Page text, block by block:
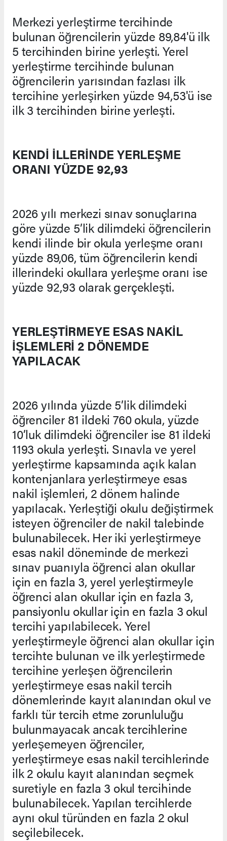
Merkezi yerleştirme tercihinde
bulunan öğrencilerin yüzde 89,84'ü ilk
5 tercihinden birine yerleşti. Yerel
yerleştirme tercihinde bulunan
öğrencilerin yarısından fazlası ilk
tercihine yerleşirken yüzde 94,53'ü ise
ilk 3 tercihinden birine yerleşti.
KENDİ İLLERİNDE YERLEŞME
ORANI YÜZDE 92,93
2026 yılı merkezi sınav sonuçlarına
göre yüzde 5’lik dilimdeki öğrencilerin
kendi ilinde bir okula yerleşme oranı
yüzde 89,06, tüm öğrencilerin kendi
illerindeki okullara yerleşme oranı ise
yüzde 92,93 olarak gerçekleşti.
YERLEŞTİRMEYE ESAS NAKİL
İŞLEMLERİ 2 DÖNEMDE
YAPILACAK
2026 yılında yüzde 5’lik dilimdeki
öğrenciler 81 ildeki 760 okula, yüzde
10’luk dilimdeki öğrenciler ise 81 ildeki
1193 okula yerleşti. Sınavla ve yerel
yerleştirme kapsamında açık kalan
kontenjanlara yerleştirmeye esas
nakil işlemleri, 2 dönem halinde
yapılacak. Yerleştiği okulu değiştirmek
isteyen öğrenciler de nakil talebinde
bulunabilecek. Her iki yerleştirmeye
esas nakil döneminde de merkezi
sınav puanıyla öğrenci alan okullar
için en fazla 3, yerel yerleştirmeyle
öğrenci alan okullar için en fazla 3,
pansiyonlu okullar için en fazla 3 okul
tercihi yapılabilecek. Yerel
yerleştirmeyle öğrenci alan okullar için
tercihte bulunan ve ilk yerleştirmede
tercihine yerleşen öğrencilerin
yerleştirmeye esas nakil tercih
dönemlerinde kayıt alanından okul ve
farklı tür tercih etme zorunluluğu
bulunmayacak ancak tercihlerine
yerleşemeyen öğrenciler,
yerleştirmeye esas nakil tercihlerinde
ilk 2 okulu kayıt alanından seçmek
suretiyle en fazla 3 okul tercihinde
bulunabilecek. Yapılan tercihlerde
aynı okul türünden en fazla 2 okul
seçilebilecek.